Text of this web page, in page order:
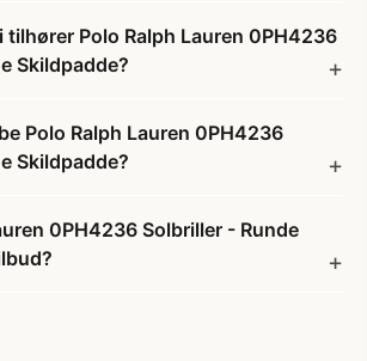
tilhører Polo Ralph Lauren 0PH4236
Skildpadde?
Polo Ralph Lauren 0PH4236
Skildpadde?
0PH4236 Solbriller - Runde